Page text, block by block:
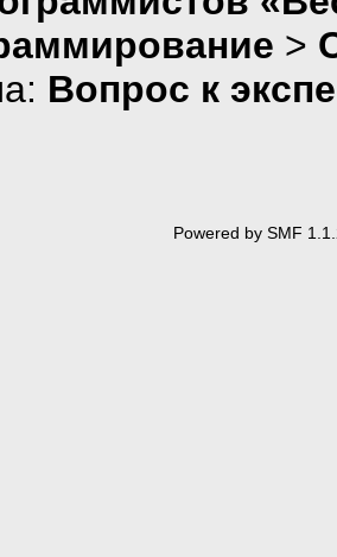
>
Вопрос к
Powered by SMF